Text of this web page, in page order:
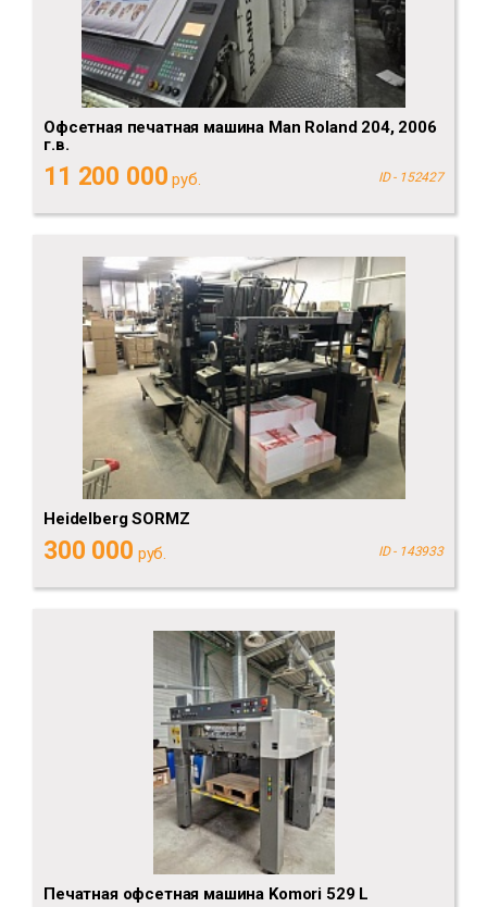
Офсетная печатная машина Man Roland 204, 2006
г.в.
11 200 000 руб. ID - 152427
Heidelberg SORMZ
300 000 руб. ID - 143933
Печатная офсетная машина Komori 529 L